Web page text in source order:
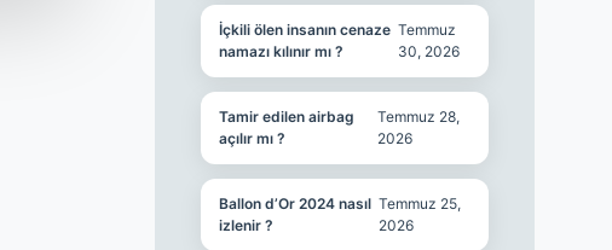
İçkili ölen insanın cenaze
namazı kılınır mı ?
Temmuz
30, 2026
Tamir edilen airbag
açılır mı ?
Temmuz 28,
2026
Ballon d’Or 2024 nasıl
izlenir ?
Temmuz 25,
2026